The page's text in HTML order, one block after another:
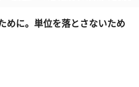
めに。単位を落とさないため